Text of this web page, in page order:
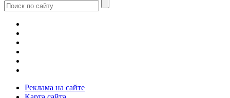
Реклама на сайте